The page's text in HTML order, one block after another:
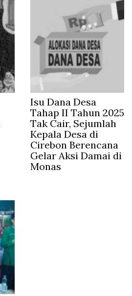
Isu Dana Desa
Tahap II Tahun 2025
Tak Cair, Sejumlah
Kepala Desa di
Cirebon Berencana
Gelar Aksi Damai di
Monas